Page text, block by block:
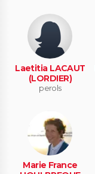
Laetitia LACAUT
(LORDIER)
perols
Marie France